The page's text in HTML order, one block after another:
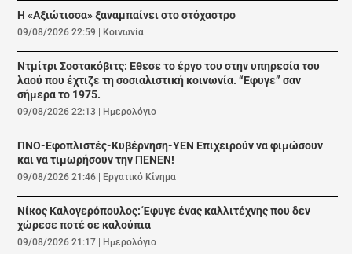
Η «Αξιώτισσα» ξαναμπαίνει στο στόχαστρο
09/08/2026 22:59 Κοινωνία
Ντμίτρι Σοστακόβιτς: Εθεσε το έργο του στην υπηρεσία του
λαού που έχτιζε τη σοσιαλιστική κοινωνία. “Εφυγε” σαν
σήμερα το 1975.
09/08/2026 22:13 Ημερολόγιο
ΠΝΟ-Εφοπλιστές-Κυβέρνηση-ΥΕΝ Επιχειρούν να φιμώσουν
και να τιμωρήσουν την ΠΕΝΕΝ!
09/08/2026 21:46 Εργατικό Κίνημα
Νίκος Καλογερόπουλος: Έφυγε ένας καλλιτέχνης που δεν
χώρεσε ποτέ σε καλούπια
09/08/2026 21:17 Ημερολόγιο